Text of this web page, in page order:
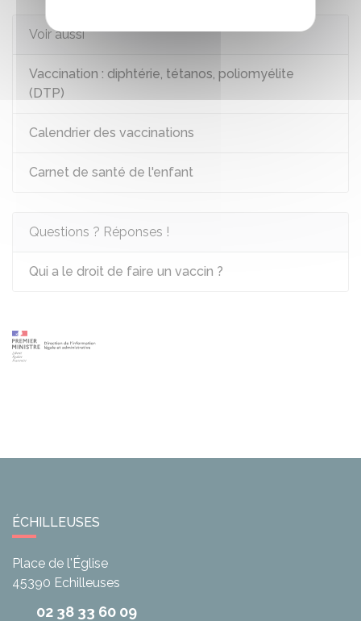
Voir aussi
Vaccination : diphtérie, tétanos, poliomyélite
(DTP)
Calendrier des vaccinations
Carnet de santé de l'enfant
Questions ? Réponses !
Qui a le droit de faire un vaccin ?
ÉCHILLEUSES
Place de l'Église
45390 Echilleuses
02 38 33 60 09